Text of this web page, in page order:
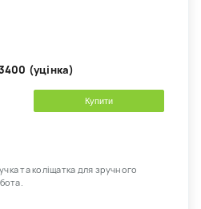
(уцінка)
Купити
та коліщатка для зручного